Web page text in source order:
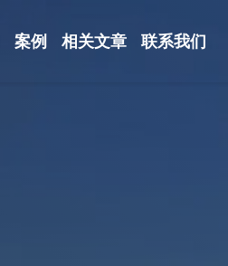
案例 相关文章 联系我们